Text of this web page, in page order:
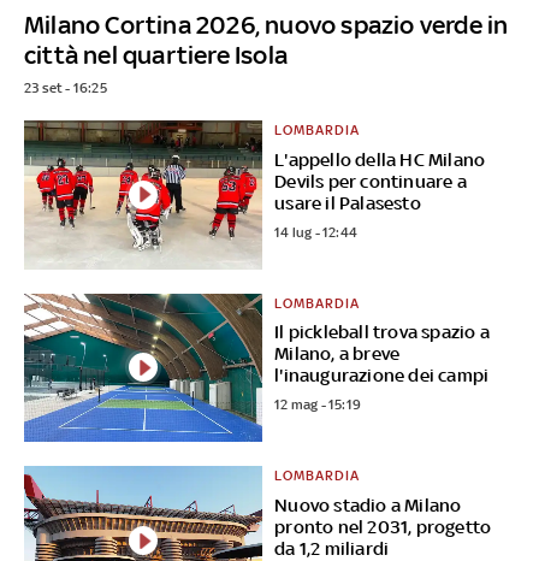
Milano Cortina 2026, nuovo spazio verde in
città nel quartiere Isola
23 set - 16:25
L'appello della HC Milano
Devils per continuare a
usare il Palasesto
LOMBARDIA
14 lug - 12:44
Il pickleball trova spazio a
Milano, a breve
l'inaugurazione dei campi
LOMBARDIA
12 mag - 15:19
Nuovo stadio a Milano
pronto nel 2031, progetto
da 1,2 miliardi
LOMBARDIA